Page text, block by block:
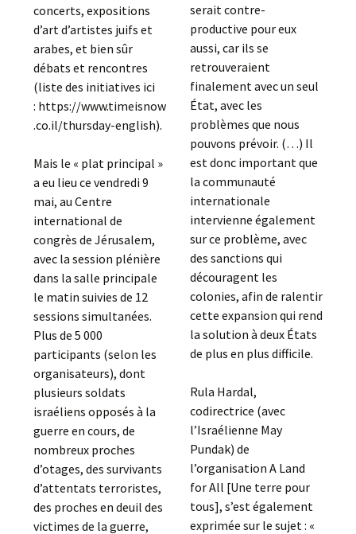
concerts, expositions
d’art d’artistes juifs et
arabes, et bien sûr
débats et rencontres
(liste des initiatives ici
: https://www.timeisnow
.co.il/thursday-english).
Mais le « plat principal »
a eu lieu ce vendredi 9
mai, au Centre
international de
congrès de Jérusalem,
avec la session plénière
dans la salle principale
le matin suivies de 12
sessions simultanées.
Plus de 5 000
participants (selon les
organisateurs), dont
plusieurs soldats
israéliens opposés à la
guerre en cours, de
nombreux proches
d’otages, des survivants
d’attentats terroristes,
des proches en deuil des
victimes de la guerre,
serait contre-
productive pour eux
aussi, car ils se
retrouveraient
finalement avec un seul
État, avec les
problèmes que nous
pouvons prévoir. (…) Il
est donc important que
la communauté
internationale
intervienne également
sur ce problème, avec
des sanctions qui
découragent les
colonies, afin de ralentir
cette expansion qui rend
la solution à deux États
de plus en plus difficile.
Rula Hardal,
codirectrice (avec
l’Israélienne May
Pundak) de
l’organisation A Land
for All [Une terre pour
tous], s’est également
exprimée sur le sujet : «